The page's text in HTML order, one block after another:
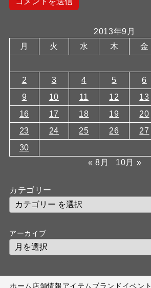
2013年9月
月
火 水 木 金
2
3 4 5 6
9
10 11 12 13
16
17 18 19 20
23
24 25 26 27
30
« 8月
10月 »
カテゴリー
アーカイブ
ホーム 店舗情報アイテムブランド イベント